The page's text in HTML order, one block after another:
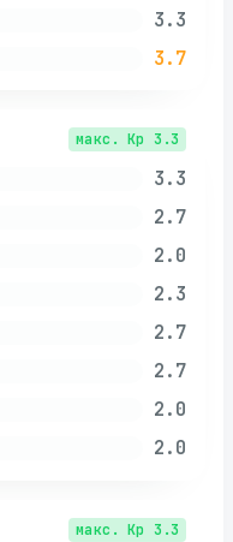
3.3
3.7
макс. Kp 3.3
3.3
2.7
2.0
2.3
2.7
2.7
2.0
2.0
макс. Kp 3.3